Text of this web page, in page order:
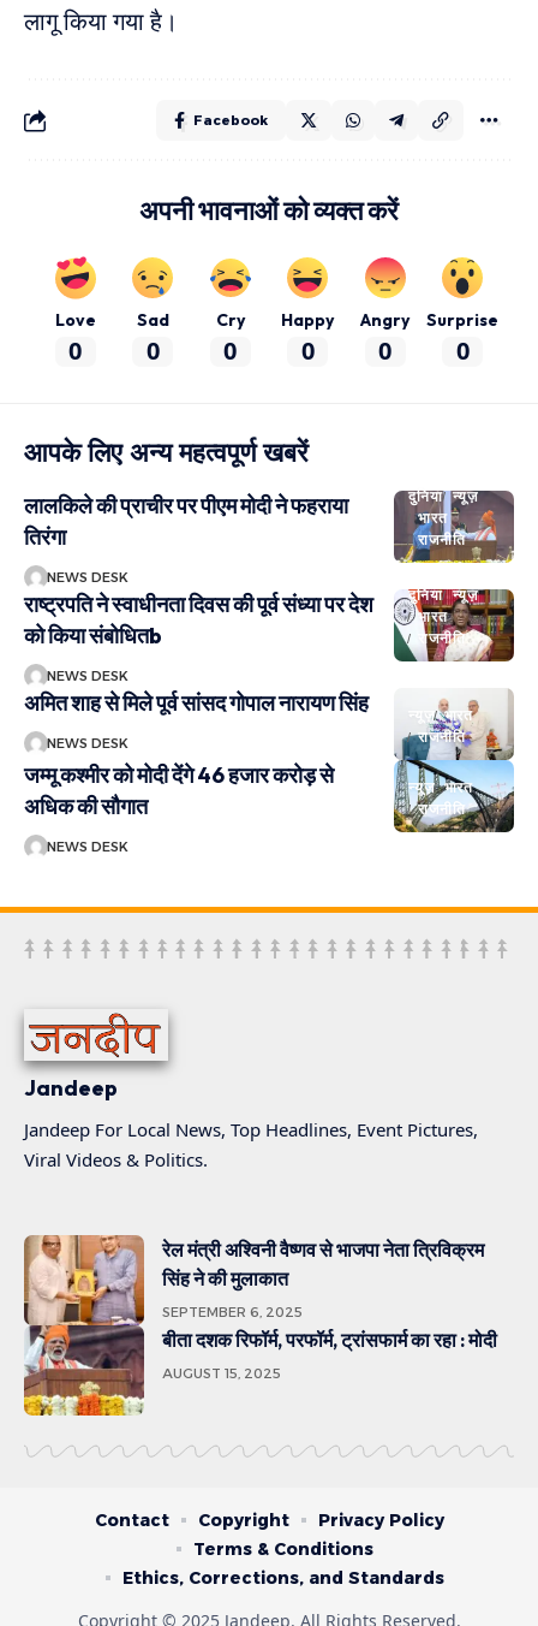
लागू किया गया है।
Facebook
अपनी भावनाओं को व्यक्त करें
Love
0
Sad
0
Cry
0
Happy
0
Angry
0
Surprise
0
आपके लिए अन्य महत्वपूर्ण खबरें
दुनिया न्यूज़
भारत
राजनीति
लालकिले की प्राचीर पर पीएम मोदी ने फहराया
तिरंगा
NEWS DESK
दुनिया न्यूज़
भारत
राजनीति
राष्ट्रपति ने स्वाधीनता दिवस की पूर्व संध्या पर देश
को किया संबोधितb
NEWS DESK
न्यूज़ भारत
राजनीति
अमित शाह से मिले पूर्व सांसद गोपाल नारायण सिंह
NEWS DESK
न्यूज़ भारत
राजनीति
जम्मू कश्मीर को मोदी देंगे 46 हजार करोड़ से
अधिक की सौगात
NEWS DESK
Jandeep
Jandeep For Local News, Top Headlines, Event Pictures,
Viral Videos & Politics.
रेल मंत्री अश्विनी वैष्णव से भाजपा नेता त्रिविक्रम
सिंह ने की मुलाकात
SEPTEMBER 6, 2025
बीता दशक रिफॉर्म, परफॉर्म, ट्रांसफार्म का रहा : मोदी
AUGUST 15, 2025
Copyright © 2025 Jandeep. All Rights Reserved.
Contact Copyright
Privacy Policy
Terms & Conditions
Ethics, Corrections, and Standards